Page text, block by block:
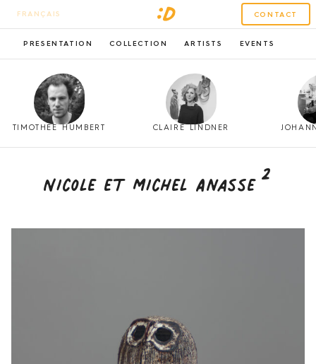
FRANÇAIS CONTACT
PRESENTATION COLLECTION ARTISTS EVENTS
TIMOTHÉE HUMBERT CLAIRE LINDNER
Nicole et Michel Anasse2